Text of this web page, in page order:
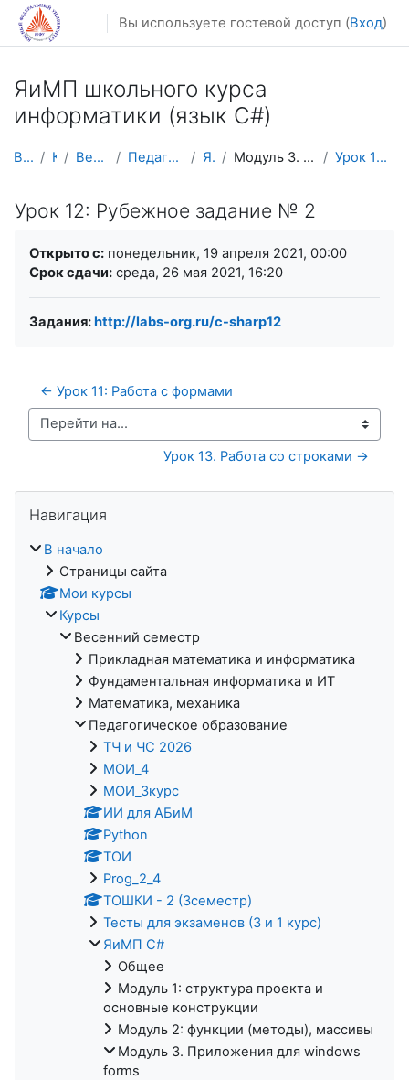
Перейти к основному содержанию
Вы используете гостевой доступ (Вход)
ЯиМП школьного курса
информатики (язык C#)
В начало Курсы Весенний семестр Педагогическое образование ЯиМП C# Модуль 3. Приложения для windows forms Урок 12: Рубежное задание № 2
Урок 12: Рубежное задание № 2
Открыто с: понедельник, 19 апреля 2021, 00:00
Срок сдачи: среда, 26 мая 2021, 16:20
Задания:http://labs-org.ru/c-sharp12
← Урок 11: Работа с формами
Перейти на...
Урок 13. Работа со строками →
Навигация
В начало
Страницы сайта
Мои курсы
Курсы
Весенний семестр
Прикладная математика и информатика
Фундаментальная информатика и ИТ
Математика, механика
Педагогическое образование
ТЧ и ЧС 2026
МОИ_4
МОИ_3курс
ИИ для АБиМ
Python
ТОИ
Prog_2_4
ТОШКИ - 2 (3семестр)
Тесты для экзаменов (3 и 1 курс)
ЯиМП C#
Общее
Модуль 1: структура проекта и
основные конструкции
Модуль 2: функции (методы), массивы
Модуль 3. Приложения для windows
forms